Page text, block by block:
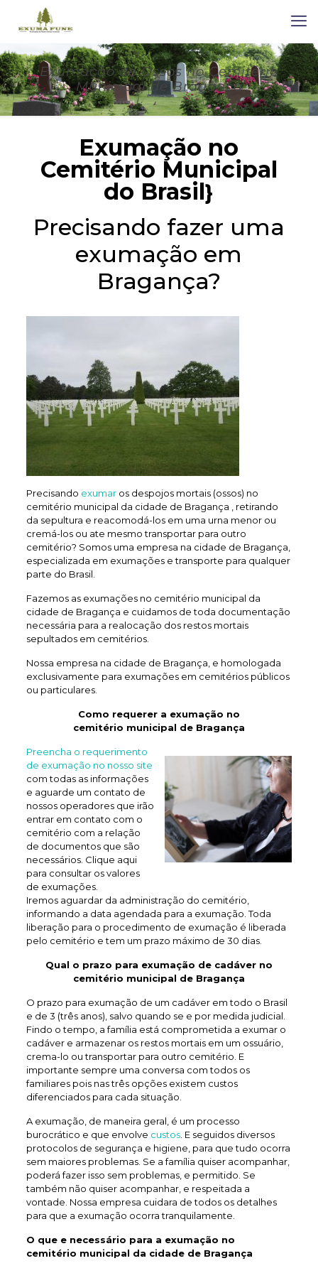
Exumação de Ossos no Cemitério
Municipal de Bragança
Exumação no
Cemitério Municipal
do Brasil}
Precisando fazer uma
exumação em
Bragança?
Precisando exumaros despojos mortais (ossos) no
cemitério municipal da cidade de Bragança , retirando
da sepultura e reacomodá-los em uma urna menor ou
cremá-los ou ate mesmo transportar para outro
cemitério? Somos uma empresa na cidade de Bragança,
especializada em exumações e transporte para qualquer
parte do Brasil.
Fazemos as exumações no cemitério municipal da
cidade de Bragança e cuidamos de toda documentação
necessária para a realocação dos restos mortais
sepultados em cemitérios.
Nossa empresa na cidade de Bragança, e homologada
exclusivamente para exumações em cemitérios públicos
ou particulares.
Como requerer a exumação no
cemitério municipal de Bragança
Preencha o requerimento
de exumação no nosso site
com todas as informações
e aguarde um contato de
nossos operadores que irão
entrar em contato com o
cemitério com a relação
de documentos que são
necessários. Clique aqui
para consultar os valores
de exumações.
Iremos aguardar da administração do cemitério,
informando a data agendada para a exumação. Toda
liberação para o procedimento de exumação é liberada
pelo cemitério e tem um prazo máximo de 30 dias.
Qual o prazo para exumação de cadáver no
cemitério municipal de Bragança
O prazo para exumação de um cadáver em todo o Brasil
e de 3 (três anos), salvo quando se e por medida judicial.
Findo o tempo, a família está comprometida a exumar o
cadáver e armazenar os restos mortais em um ossuário,
crema-lo ou transportar para outro cemitério. E
importante sempre uma conversa com todos os
familiares pois nas três opções existem custos
diferenciados para cada situação.
A exumação, de maneira geral, é um processo
burocrático e que envolve custos. E seguidos diversos
protocolos de segurança e higiene, para que tudo ocorra
sem maiores problemas. Se a família quiser acompanhar,
poderá fazer isso sem problemas, e permitido. Se
também não quiser acompanhar, e respeitada a
vontade. Nossa empresa cuidara de todos os detalhes
para que a exumação ocorra tranquilamente.
O que e necessário para a exumação no
cemitério municipal da cidade de Bragança